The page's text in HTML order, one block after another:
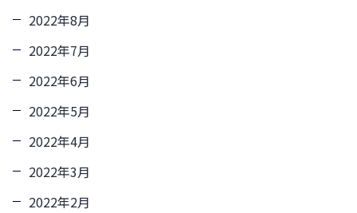
2022年8月
2022年7月
2022年6月
2022年5月
2022年4月
2022年3月
2022年2月